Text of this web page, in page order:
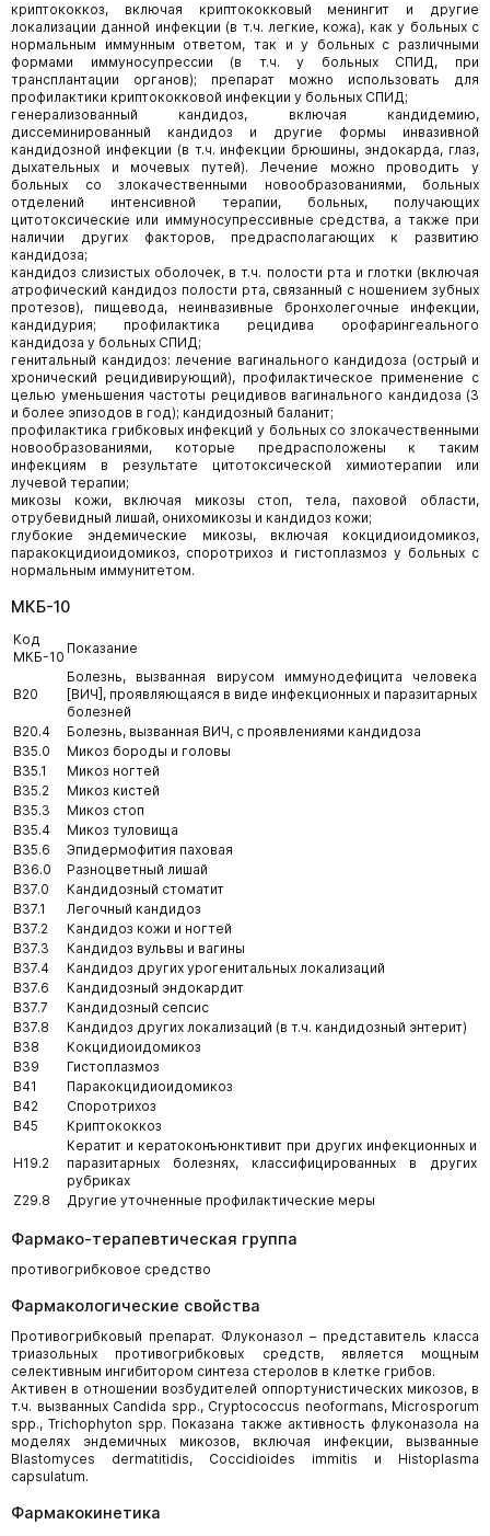
криптококкоз, включая криптококковый менингит и другие
локализации данной инфекции (в т.ч. легкие, кожа), как у больных с
нормальным иммунным ответом, так и у больных с различными
формами иммуносупрессии (в т.ч. у больных СПИД, при
трансплантации органов); препарат можно использовать для
профилактики криптококковой инфекции у больных СПИД;
генерализованный кандидоз, включая кандидемию,
диссеминированный кандидоз и другие формы инвазивной
кандидозной инфекции (в т.ч. инфекции брюшины, эндокарда, глаз,
дыхательных и мочевых путей). Лечение можно проводить у
больных со злокачественными новообразованиями, больных
отделений интенсивной терапии, больных, получающих
цитотоксические или иммуносупрессивные средства, а также при
наличии других факторов, предрасполагающих к развитию
кандидоза;
кандидоз слизистых оболочек, в т.ч. полости рта и глотки (включая
атрофический кандидоз полости рта, связанный с ношением зубных
протезов), пищевода, неинвазивные бронхолегочные инфекции,
кандидурия; профилактика рецидива орофарингеального
кандидоза у больных СПИД;
генитальный кандидоз: лечение вагинального кандидоза (острый и
хронический рецидивирующий), профилактическое применение с
целью уменьшения частоты рецидивов вагинального кандидоза (3
и более эпизодов в год); кандидозный баланит;
профилактика грибковых инфекций у больных со злокачественными
новообразованиями, которые предрасположены к таким
инфекциям в результате цитотоксической химиотерапии или
лучевой терапии;
микозы кожи, включая микозы стоп, тела, паховой области,
отрубевидный лишай, онихомикозы и кандидоз кожи;
глубокие эндемические микозы, включая кокцидиоидомикоз,
паракокцидиоидомикоз, споротрихоз и гистоплазмоз у больных с
нормальным иммунитетом.
МКБ-10
Код
МКБ-10
Показание
B20
Болезнь, вызванная вирусом иммунодефицита человека
[ВИЧ], проявляющаяся в виде инфекционных и паразитарных
болезней
B20.4
Болезнь, вызванная ВИЧ, с проявлениями кандидоза
B35.0
Микоз бороды и головы
B35.1
Микоз ногтей
B35.2
Микоз кистей
B35.3
Микоз стоп
B35.4
Микоз туловища
B35.6
Эпидермофития паховая
B36.0
Разноцветный лишай
B37.0
Кандидозный стоматит
B37.1
Легочный кандидоз
B37.2
Кандидоз кожи и ногтей
B37.3
Кандидоз вульвы и вагины
B37.4
Кандидоз других урогенитальных локализаций
B37.6
Кандидозный эндокардит
B37.7
Кандидозный сепсис
B37.8
Кандидоз других локализаций (в т.ч. кандидозный энтерит)
B38
Кокцидиоидомикоз
B39
Гистоплазмоз
B41
Паракокцидиоидомикоз
B42
Споротрихоз
B45
Криптококкоз
H19.2
Кератит и кератоконъюнктивит при других инфекционных и
паразитарных болезнях, классифицированных в других
рубриках
Z29.8
Другие уточненные профилактические меры
Фармако-терапевтическая группа
противогрибковое средство
Фармакологические свойства
Противогрибковый препарат. Флуконазол – представитель класса
триазольных противогрибковых средств, является мощным
селективным ингибитором синтеза стеролов в клетке грибов.
Активен в отношении возбудителей оппортунистических микозов, в
т.ч. вызванных Candida spp., Cryptococcus neoformans, Microsporum
spp., Trichophyton spp. Показана также активность флуконазола на
моделях эндемичных микозов, включая инфекции, вызванные
Blastomyces dermatitidis, Coccidioides immitis и Histoplasma
capsulatum.
Фармакокинетика